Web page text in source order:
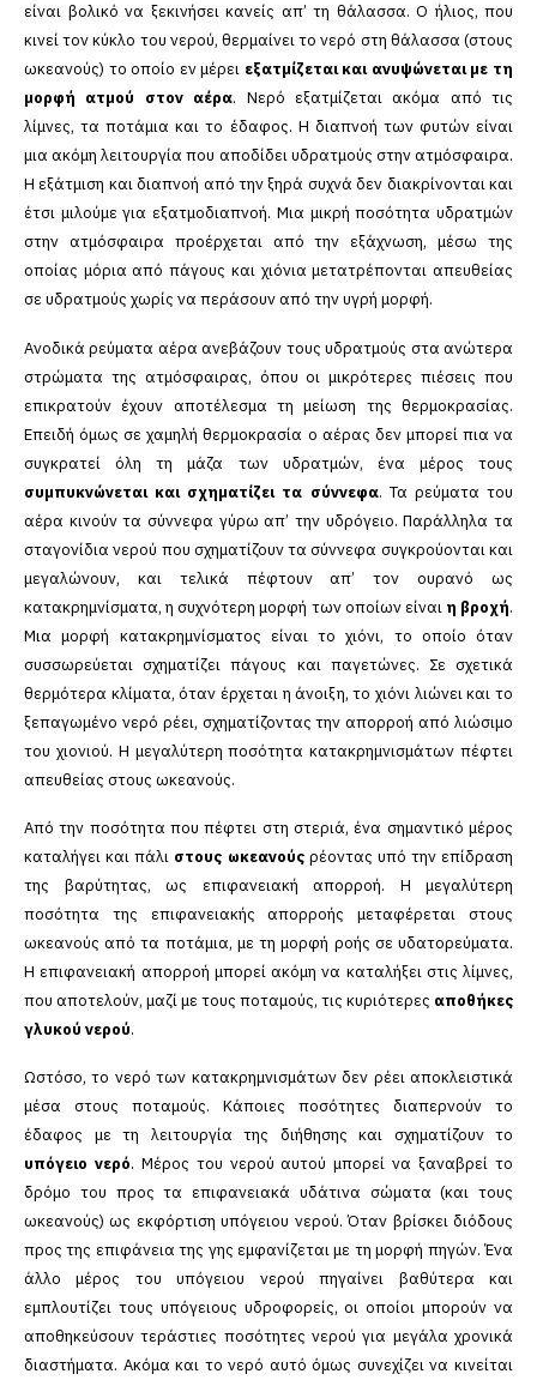
είναι βολικό να ξεκινήσει κανείς απ’ τη θάλασσα. Ο ήλιος, που
κινεί τον κύκλο του νερού, θερμαίνει το νερό στη θάλασσα (στους
ωκεανούς) το οποίο εν μέρει εξατμίζεται και ανυψώνεται με τη
μορφή ατμού στον αέρα. Νερό εξατμίζεται ακόμα από τις
λίμνες, τα ποτάμια και το έδαφος. Η διαπνοή των φυτών είναι
μια ακόμη λειτουργία που αποδίδει υδρατμούς στην ατμόσφαιρα.
Η εξάτμιση και διαπνοή από την ξηρά συχνά δεν διακρίνονται και
έτσι μιλούμε για εξατμοδιαπνοή. Μια μικρή ποσότητα υδρατμών
στην ατμόσφαιρα προέρχεται από την εξάχνωση, μέσω της
οποίας μόρια από πάγους και χιόνια μετατρέπονται απευθείας
σε υδρατμούς χωρίς να περάσουν από την υγρή μορφή.
Ανοδικά ρεύματα αέρα ανεβάζουν τους υδρατμούς στα ανώτερα
στρώματα της ατμόσφαιρας, όπου οι μικρότερες πιέσεις που
επικρατούν έχουν αποτέλεσμα τη μείωση της θερμοκρασίας.
Επειδή όμως σε χαμηλή θερμοκρασία ο αέρας δεν μπορεί πια να
συγκρατεί όλη τη μάζα των υδρατμών, ένα μέρος τους
συμπυκνώνεται και σχηματίζει τα σύννεφα. Τα ρεύματα του
αέρα κινούν τα σύννεφα γύρω απ’ την υδρόγειο. Παράλληλα τα
σταγονίδια νερού που σχηματίζουν τα σύννεφα συγκρούονται και
μεγαλώνουν, και τελικά πέφτουν απ’ τον ουρανό ως
κατακρημνίσματα, η συχνότερη μορφή των οποίων είναι η βροχή.
Μια μορφή κατακρημνίσματος είναι το χιόνι, το οποίο όταν
συσσωρεύεται σχηματίζει πάγους και παγετώνες. Σε σχετικά
θερμότερα κλίματα, όταν έρχεται η άνοιξη, το χιόνι λιώνει και το
ξεπαγωμένο νερό ρέει, σχηματίζοντας την απορροή από λιώσιμο
του χιονιού. Η μεγαλύτερη ποσότητα κατακρημνισμάτων πέφτει
απευθείας στους ωκεανούς.
Από την ποσότητα που πέφτει στη στεριά, ένα σημαντικό μέρος
καταλήγει και πάλι στους ωκεανούςρέοντας υπό την επίδραση
της βαρύτητας, ως επιφανειακή απορροή. Η μεγαλύτερη
ποσότητα της επιφανειακής απορροής μεταφέρεται στους
ωκεανούς από τα ποτάμια, με τη μορφή ροής σε υδατορεύματα.
Η επιφανειακή απορροή μπορεί ακόμη να καταλήξει στις λίμνες,
που αποτελούν, μαζί με τους ποταμούς, τις κυριότερες αποθήκες
γλυκού νερού.
Ωστόσο, το νερό των κατακρημνισμάτων δεν ρέει αποκλειστικά
μέσα στους ποταμούς. Κάποιες ποσότητες διαπερνούν το
έδαφος με τη λειτουργία της διήθησης και σχηματίζουν το
υπόγειο νερό. Μέρος του νερού αυτού μπορεί να ξαναβρεί το
δρόμο του προς τα επιφανειακά υδάτινα σώματα (και τους
ωκεανούς) ως εκφόρτιση υπόγειου νερού. Όταν βρίσκει διόδους
προς της επιφάνεια της γης εμφανίζεται με τη μορφή πηγών. Ένα
άλλο μέρος του υπόγειου νερού πηγαίνει βαθύτερα και
εμπλουτίζει τους υπόγειους υδροφορείς, οι οποίοι μπορούν να
αποθηκεύσουν τεράστιες ποσότητες νερού για μεγάλα χρονικά
διαστήματα. Ακόμα και το νερό αυτό όμως συνεχίζει να κινείται